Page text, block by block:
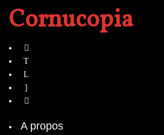
Cornucopia
A propos